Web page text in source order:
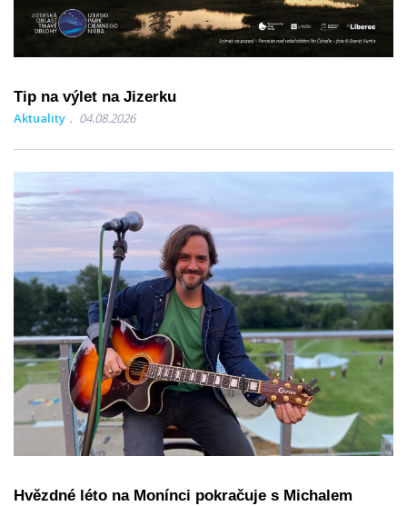
Tip na výlet na Jizerku
Aktuality 04.08.2026
Hvězdné léto na Monínci pokračuje s Michalem